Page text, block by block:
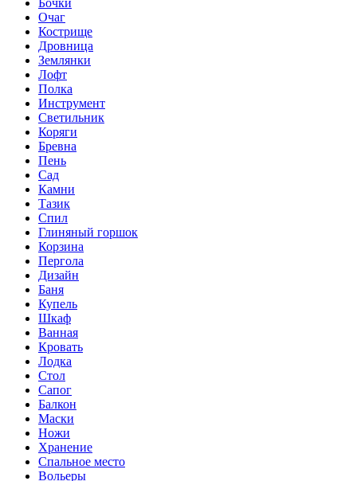
Очаг
Кострище
Дровница
Землянки
Лофт
Полка
Инструмент
Светильник
Коряги
Бревна
Пень
Сад
Камни
Тазик
Спил
Глиняный горшок
Корзина
Пергола
Дизайн
Баня
Купель
Шкаф
Ванная
Кровать
Лодка
Стол
Сапог
Балкон
Маски
Ножи
Хранение
Спальное место
Вольеры